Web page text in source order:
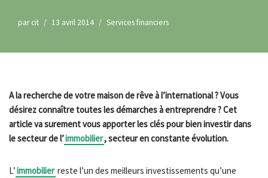
parcit 13 avril 2014 Services financiers
A la recherche de votre maison de rêve à l’international ? Vous
désirez connaître toutes les démarches à entreprendre ? Cet
article va surement vous apporter les clés pour bien investir dans
le secteur de l’immobilier, secteur en constante évolution.
L’immobilier reste l’un des meilleurs investissements qu’une